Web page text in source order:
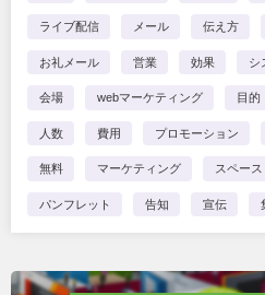
ライブ配信 メール 伝え方
お礼メール 営業 効果 シ
会場 webマーケティング 目的
人数 費用 プロモーション
無料 マーケティング スペース
パンフレット 告知 宣伝